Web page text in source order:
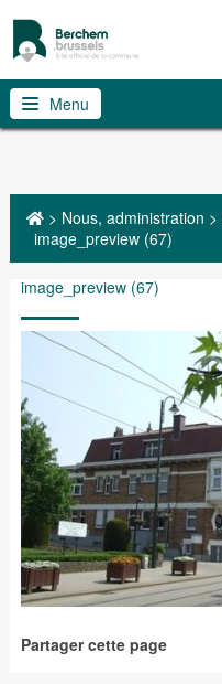
Menu
> Nous, administration >
image_preview (67)
image_preview (67)
Partager cette page